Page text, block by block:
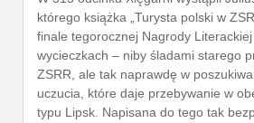
którego książka „Turysta polski w
finale tegorocznej Nagrody Literackiej
wycieczkach – niby śladami starego
ZSRR, ale tak naprawdę w
uczucia, które daje przebywanie w
typu Lipsk. Napisana do tego tak